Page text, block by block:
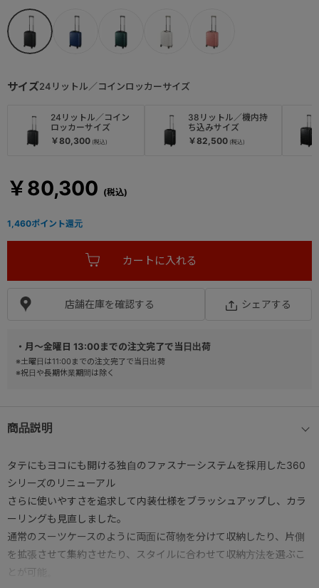
・月～金曜日 13:00までの注文完了で当日出荷
※土曜日は11:00までの注文完了で当日出荷
※祝日や長期休業期間は除く
￥80,300
商品説明
タテにもヨコにも開ける独自のファスナーシステムを採用した360
シリーズのリニューアル
さらに使いやすさを追求して内装仕様をブラッシュアップし、カラ
ーリングも見直しました。
通常のスーツケースのように両面に荷物を分けて収納したり、片側
を拡張させて集約させたり、スタイルに合わせて収納方法を選ぶこ
とが可能。
サイズ24リットル／コインロッカーサイズ
24リットル／コイン
ロッカーサイズ
￥80,300
38リットル／機内持
ち込みサイズ
￥82,500
店舗在庫を確認する シェアする
1,460ポイント還元